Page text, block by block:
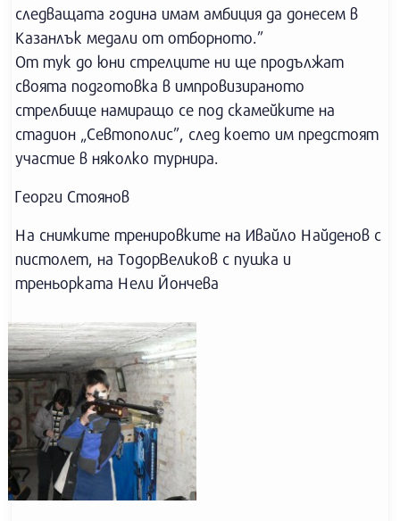
следващата година имам амбиция да донесем в
Казанлък медали от отборното.”
От тук до юни стрелците ни ще продължат
своята подготовка в импровизираното
стрелбище намиращо се под скамейките на
стадион „Севтополис”, след което им предстоят
участие в няколко турнира.
Георги Стоянов
На снимките тренировките на Ивайло Найденов с
пистолет, на ТодорВеликов с пушка и
треньорката Нели Йончева